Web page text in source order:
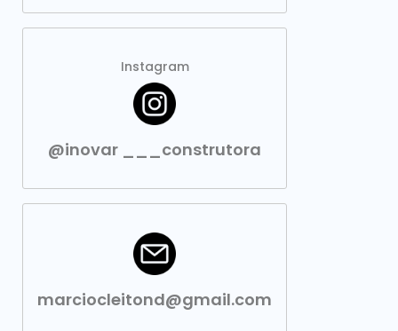
Instagram
@inovar ___construtora
marciocleitond@gmail.com